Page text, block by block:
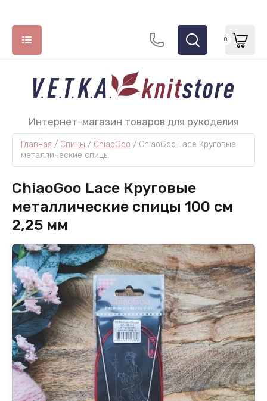
Hiya
ПРЯЖА
Yarns
Интернет-магазин товаров для рукоделия
0
Главная / Спицы / ChiaoGoo / ChiaoGoo Lace Круговые
металлические спицы
ChiaoGoo Lace Круговые
металлические спицы 100 см
2,25 мм